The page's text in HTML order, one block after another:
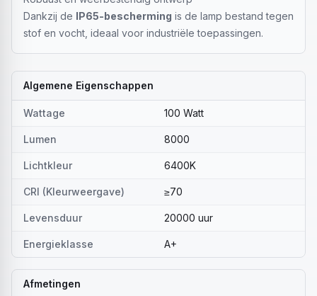
Dankzij de IP65-bescherming is de lamp bestand tegen
stof en vocht, ideaal voor industriële toepassingen.
Algemene Eigenschappen
Wattage 100 Watt
Lumen 8000
Lichtkleur 6400K
CRI (Kleurweergave) ≥70
Levensduur 20000 uur
Energieklasse A+
Afmetingen